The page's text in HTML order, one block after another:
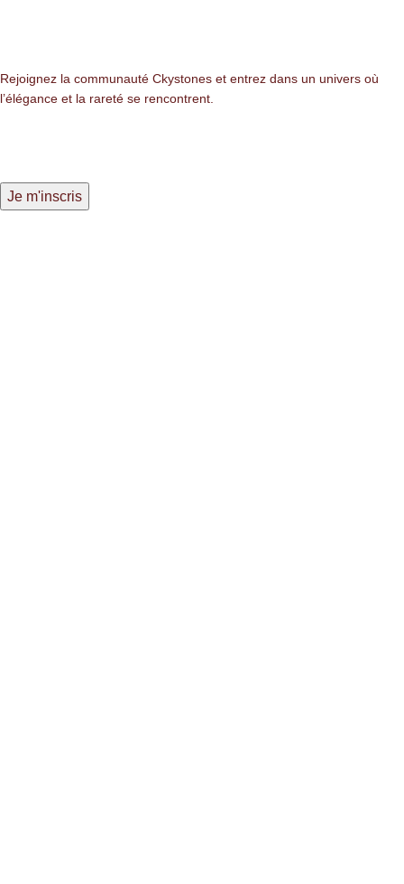
Rejoignez la communauté Ckystones et entrez dans un univers où
l’élégance et la rareté se rencontrent.